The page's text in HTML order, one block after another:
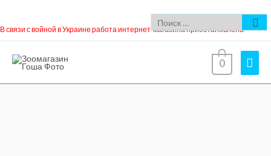
В связи с войной в Украине работа интернет-магазина приостановлена
0